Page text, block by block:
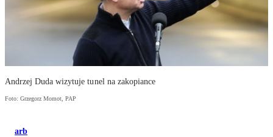
Andrzej Duda wizytuje tunel na zakopiance
Foto: Grzegorz Momot, PAP
arb